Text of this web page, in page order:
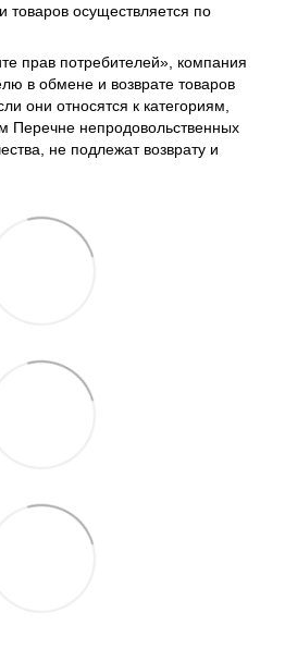
товаров осуществляется по
прав потребителей», компания
в обмене и возврате товаров
они относятся к категориям,
Перечне непродовольственных
не подлежат возврату и